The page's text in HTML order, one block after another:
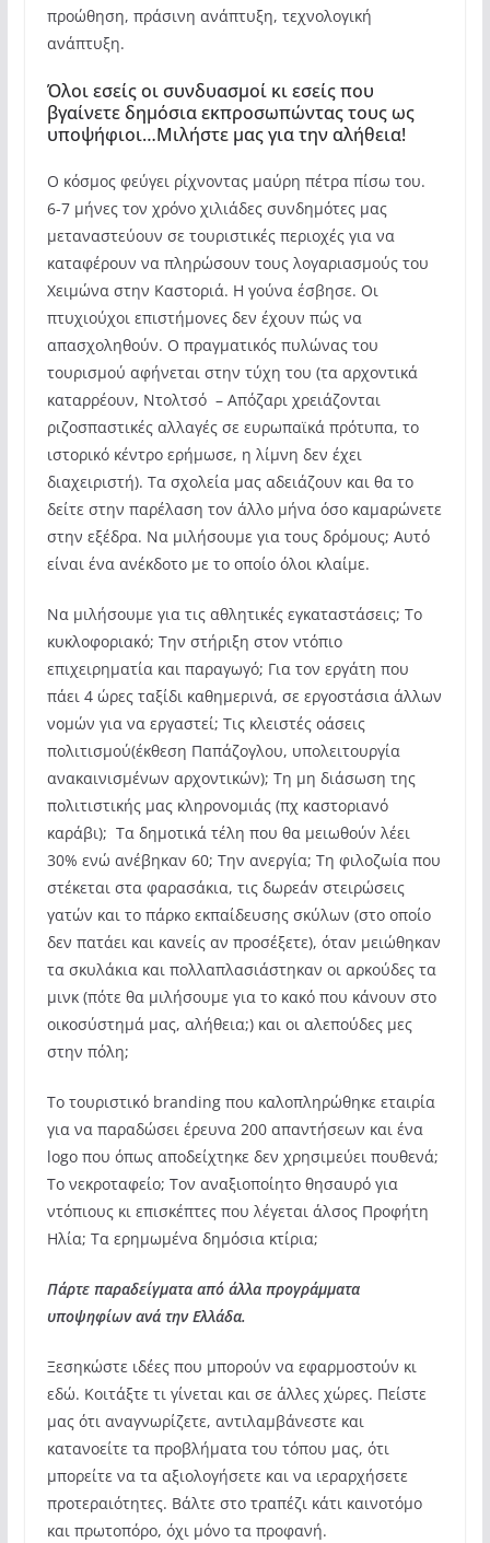
προώθηση, πράσινη ανάπτυξη, τεχνολογική
ανάπτυξη.
Όλοι εσείς οι συνδυασμοί κι εσείς που
βγαίνετε δημόσια εκπροσωπώντας τους ως
υποψήφιοι…Μιλήστε μας για την αλήθεια!
Ο κόσμος φεύγει ρίχνοντας μαύρη πέτρα πίσω του.
6-7 μήνες τον χρόνο χιλιάδες συνδημότες μας
μεταναστεύουν σε τουριστικές περιοχές για να
καταφέρουν να πληρώσουν τους λογαριασμούς του
Χειμώνα στην Καστοριά. Η γούνα έσβησε. Οι
πτυχιούχοι επιστήμονες δεν έχουν πώς να
απασχοληθούν. Ο πραγματικός πυλώνας του
τουρισμού αφήνεται στην τύχη του (τα αρχοντικά
καταρρέουν, Ντολτσό – Απόζαρι χρειάζονται
ριζοσπαστικές αλλαγές σε ευρωπαϊκά πρότυπα, το
ιστορικό κέντρο ερήμωσε, η λίμνη δεν έχει
διαχειριστή). Τα σχολεία μας αδειάζουν και θα το
δείτε στην παρέλαση τον άλλο μήνα όσο καμαρώνετε
στην εξέδρα. Να μιλήσουμε για τους δρόμους; Αυτό
είναι ένα ανέκδοτο με το οποίο όλοι κλαίμε.
Να μιλήσουμε για τις αθλητικές εγκαταστάσεις; Το
κυκλοφοριακό; Την στήριξη στον ντόπιο
επιχειρηματία και παραγωγό; Για τον εργάτη που
πάει 4 ώρες ταξίδι καθημερινά, σε εργοστάσια άλλων
νομών για να εργαστεί; Τις κλειστές οάσεις
πολιτισμού(έκθεση Παπάζογλου, υπολειτουργία
ανακαινισμένων αρχοντικών); Τη μη διάσωση της
πολιτιστικής μας κληρονομιάς (πχ καστοριανό
καράβι); Τα δημοτικά τέλη που θα μειωθούν λέει
30% ενώ ανέβηκαν 60; Την ανεργία; Τη φιλοζωία που
στέκεται στα φαρασάκια, τις δωρεάν στειρώσεις
γατών και το πάρκο εκπαίδευσης σκύλων (στο οποίο
δεν πατάει και κανείς αν προσέξετε), όταν μειώθηκαν
τα σκυλάκια και πολλαπλασιάστηκαν οι αρκούδες τα
μινκ (πότε θα μιλήσουμε για το κακό που κάνουν στο
οικοσύστημά μας, αλήθεια;) και οι αλεπούδες μες
στην πόλη;
Το τουριστικό branding που καλοπληρώθηκε εταιρία
για να παραδώσει έρευνα 200 απαντήσεων και ένα
logo που όπως αποδείχτηκε δεν χρησιμεύει πουθενά;
Το νεκροταφείο; Τον αναξιοποίητο θησαυρό για
ντόπιους κι επισκέπτες που λέγεται άλσος Προφήτη
Ηλία; Τα ερημωμένα δημόσια κτίρια;
Πάρτε παραδείγματα από άλλα προγράμματα
υποψηφίων ανά την Ελλάδα.
Ξεσηκώστε ιδέες που μπορούν να εφαρμοστούν κι
εδώ. Κοιτάξτε τι γίνεται και σε άλλες χώρες. Πείστε
μας ότι αναγνωρίζετε, αντιλαμβάνεστε και
κατανοείτε τα προβλήματα του τόπου μας, ότι
μπορείτε να τα αξιολογήσετε και να ιεραρχήσετε
προτεραιότητες. Βάλτε στο τραπέζι κάτι καινοτόμο
και πρωτοπόρο, όχι μόνο τα προφανή.